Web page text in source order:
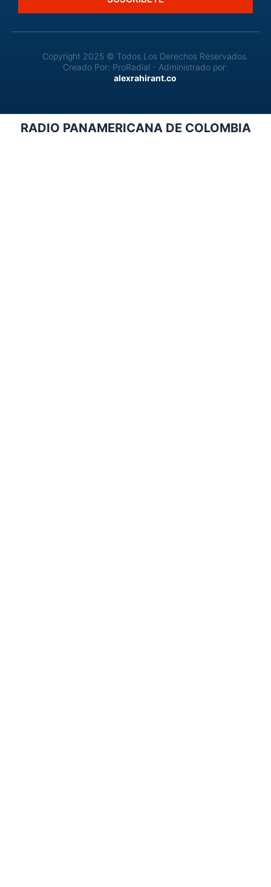
Copyright 2025 © Todos Los Derechos Reservados.
Creado Por: ProRadial - Administrado por:
alexrahirant.co
RADIO PANAMERICANA DE COLOMBIA